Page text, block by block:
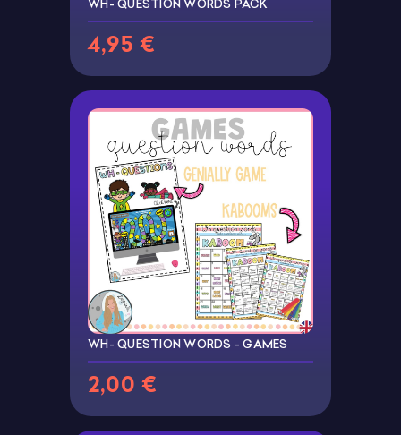
WH- QUESTION WORDS PACK
4,95 €
WH- QUESTION WORDS - GAMES
2,00 €